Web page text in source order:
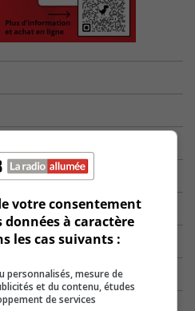
votre consentement
à caractère
les cas suivants :
personnalisés, mesure de
et du contenu, études
de services